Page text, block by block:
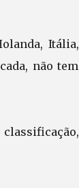
Itália,
não tem